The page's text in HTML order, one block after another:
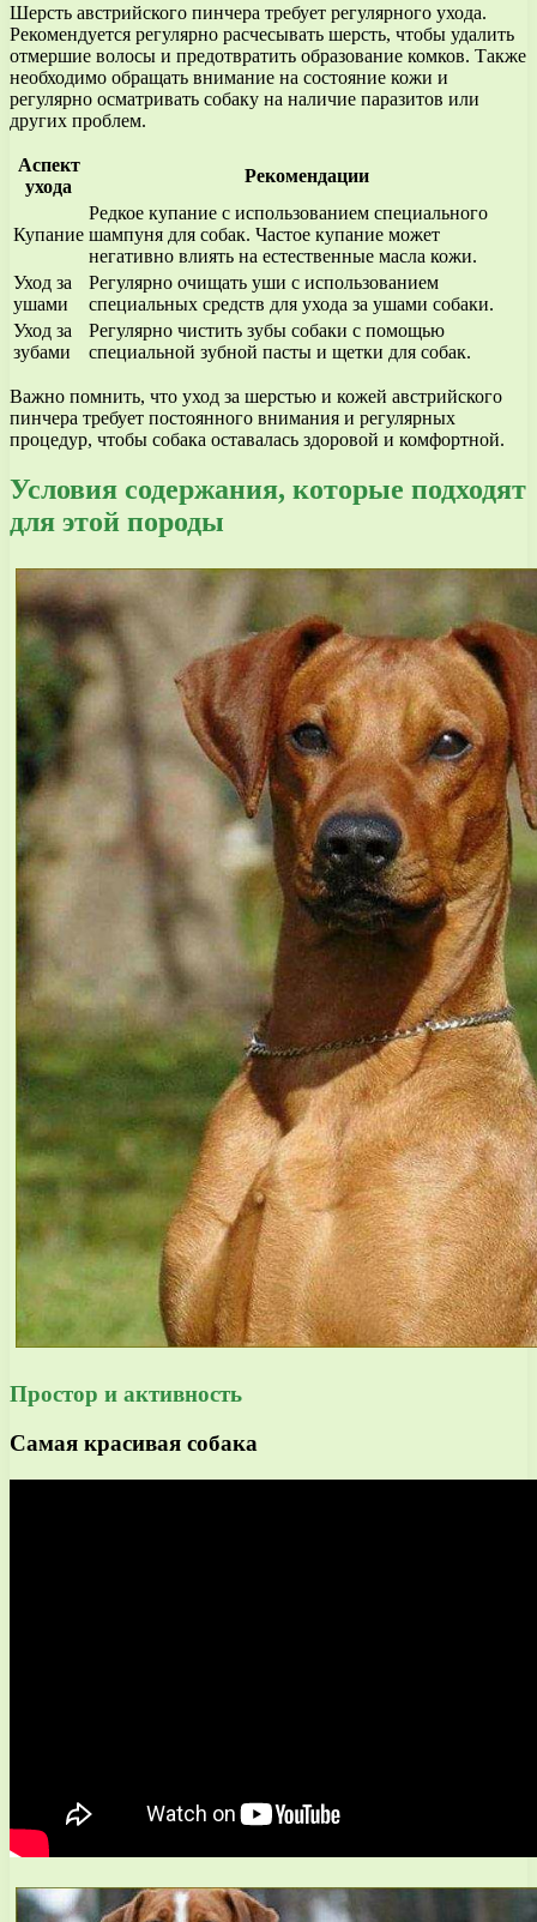
Шерсть австрийского пинчера требует регулярного ухода.
Рекомендуется регулярно расчесывать шерсть, чтобы удалить
отмершие волосы и предотвратить образование комков. Также
необходимо обращать внимание на состояние кожи и
регулярно осматривать собаку на наличие паразитов или
других проблем.
Аспект
ухода
Рекомендации
Купание
Редкое купание с использованием специального
шампуня для собак. Частое купание может
негативно влиять на естественные масла кожи.
Уход за
ушами
Регулярно очищать уши с использованием
специальных средств для ухода за ушами собаки.
Уход за
зубами
Регулярно чистить зубы собаки с помощью
специальной зубной пасты и щетки для собак.
Важно помнить, что уход за шерстью и кожей австрийского
пинчера требует постоянного внимания и регулярных
процедур, чтобы собака оставалась здоровой и комфортной.
Условия содержания, которые подходят
для этой породы
Простор и активность
Самая красивая собака